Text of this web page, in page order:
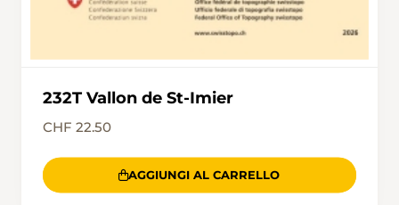
232T Vallon de St-Imier
CHF 22.50
AGGIUNGI AL CARRELLO